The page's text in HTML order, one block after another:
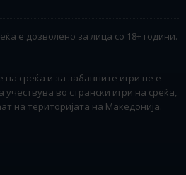
е дозволено за лица со 18+ години.
на среќа и за забавните игри не е
во странски игри на среќа,
на територијата на Македонија.